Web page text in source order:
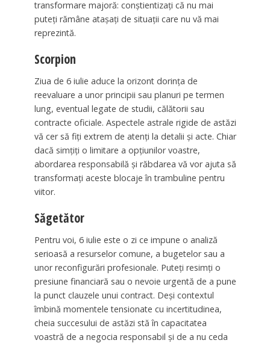
transformare majoră: conștientizați că nu mai
puteți rămâne atașați de situații care nu vă mai
reprezintă.
Scorpion
Ziua de 6 iulie aduce la orizont dorința de
reevaluare a unor principii sau planuri pe termen
lung, eventual legate de studii, călătorii sau
contracte oficiale. Aspectele astrale rigide de astăzi
vă cer să fiți extrem de atenți la detalii și acte. Chiar
dacă simțiți o limitare a opțiunilor voastre,
abordarea responsabilă și răbdarea vă vor ajuta să
transformați aceste blocaje în trambuline pentru
viitor.
Săgetător
Pentru voi, 6 iulie este o zi ce impune o analiză
serioasă a resurselor comune, a bugetelor sau a
unor reconfigurări profesionale. Puteți resimți o
presiune financiară sau o nevoie urgentă de a pune
la punct clauzele unui contract. Deși contextul
îmbină momentele tensionate cu incertitudinea,
cheia succesului de astăzi stă în capacitatea
voastră de a negocia responsabil și de a nu ceda